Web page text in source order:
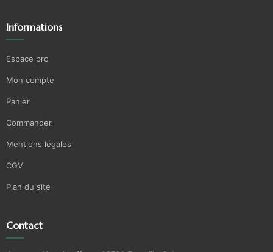
Informations
Espace pro
Mon compte
Panier
Commander
Mentions légales
CGV
Plan du site
Contact